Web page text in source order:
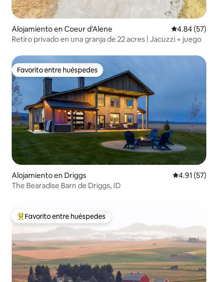
Alojamiento en Coeur d'Alene Calificación
4.84 (57)
Retiro privado en una granja de 22 acres | Jacuzzi + juego
Favorito entre huéspedes
Favorito entre huéspedes
Alojamiento en Driggs Calificación
4.91 (57)
The Bearadise Barn de Driggs, ID
Favorito entre huéspedes preferido
Favorito entre huéspedes